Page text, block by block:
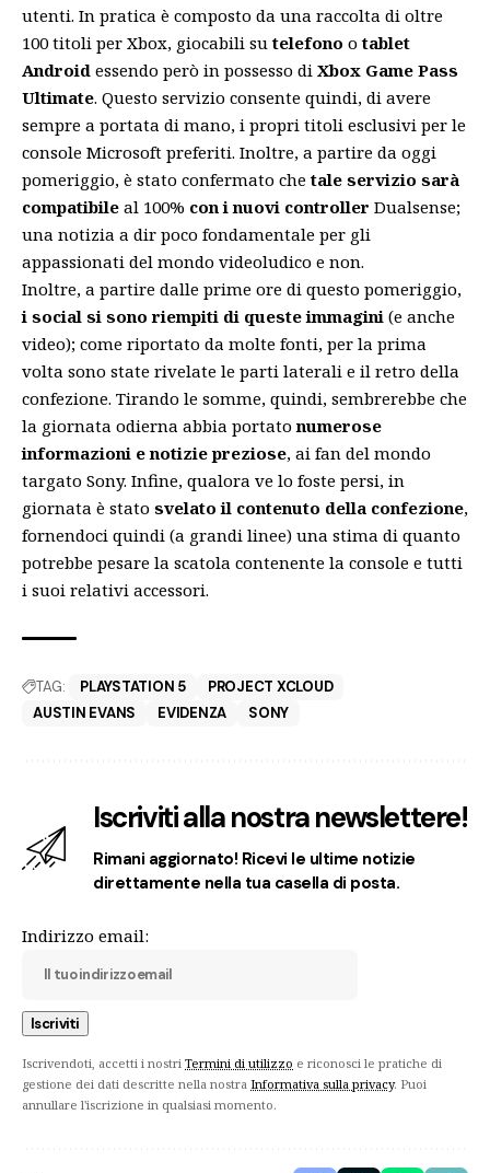
utenti. In pratica è composto da una raccolta di oltre
100 titoli per Xbox, giocabili sutelefono otablet
Android essendo però in possesso di Xbox Game Pass
Ultimate. Questo servizio consente quindi, di avere
sempre a portata di mano, i propri titoli esclusivi per le
console Microsoft preferiti. Inoltre, a partire da oggi
pomeriggio, è stato confermato chetale servizio sarà
compatibile al 100% con i nuovi controller Dualsense;
una notizia a dir poco fondamentale per gli
appassionati del mondo videoludico e non.
Inoltre, a partire dalle prime ore di questo pomeriggio,
i social si sono riempiti di queste immagini (e anche
video); come riportato da molte fonti, per la prima
volta sono state rivelate le parti laterali e il retro della
confezione. Tirando le somme, quindi, sembrerebbe che
la giornata odierna abbia portatonumerose
informazioni e notizie preziose, ai fan del mondo
targato Sony. Infine, qualora ve lo foste persi, in
giornata è stato svelato il contenuto della confezione,
fornendoci quindi (a grandi linee) una stima di quanto
potrebbe pesare la scatola contenente la console e tutti
i suoi relativi accessori.
TAG: PLAYSTATION 5
PROJECT XCLOUD
AUSTIN EVANS
EVIDENZA SONY
Iscriviti alla nostra newslettere!
Rimani aggiornato! Ricevi le ultime notizie
direttamente nella tua casella di posta.
Indirizzo email:
Iscrivendoti, accetti i nostri Termini di utilizzo e riconosci le pratiche di
gestione dei dati descritte nella nostra Informativa sulla privacy. Puoi
annullare l'iscrizione in qualsiasi momento.